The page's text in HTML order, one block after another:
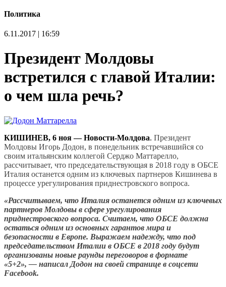
Политика
6.11.2017 | 16:59
Президент Молдовы
встретился с главой Италии:
о чем шла речь?
КИШИНЕВ, 6 ноя — Новости-Молдова. Президент
Молдовы Игорь Додон, в понедельник встречавшийся со
своим итальянским коллегой Серджо Маттарелло,
рассчитывает, что председательствующая в 2018 году в ОБСЕ
Италия останется одним из ключевых партнеров Кишинева в
процессе урегулирования приднестровского вопроса.
«Рассчитываем, что Италия останется одним из ключевых
партнеров Молдовы в сфере урегулирования
приднестровского вопроса. Считаем, что ОБСЕ должна
остаться одним из основных гарантов мира и
безопасности в Европе. Выражаем надежду, что под
председательством Италии в ОБСЕ в 2018 году будут
организованы новые раунды переговоров в формате
«5+2», — написал Додон на своей странице в соцсети
Facebook.